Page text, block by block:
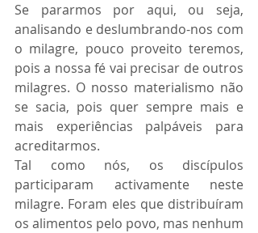
Se pararmos por aqui, ou seja,
analisando e deslumbrando-nos com
o milagre, pouco proveito teremos,
pois a nossa fé vai precisar de outros
milagres. O nosso materialismo não
se sacia, pois quer sempre mais e
mais experiências palpáveis para
acreditarmos.
Tal como nós, os discípulos
participaram activamente neste
milagre. Foram eles que distribuíram
os alimentos pelo povo, mas nenhum